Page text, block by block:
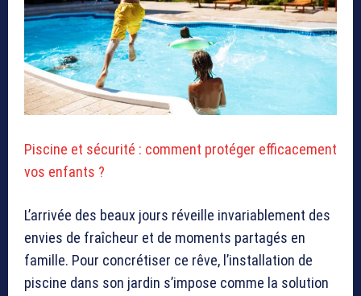
Piscine et sécurité : comment protéger efficacement
vos enfants ?
L’arrivée des beaux jours réveille invariablement des
envies de fraîcheur et de moments partagés en
famille. Pour concrétiser ce rêve, l’installation de
piscine dans son jardin s’impose comme la solution